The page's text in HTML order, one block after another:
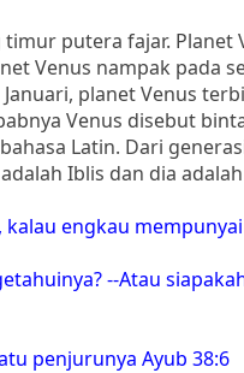
putera fajar. Planet
Venus nampak pada
planet Venus
Venus disebut
Latin. Dari
Iblis dan dia
engkau
--Atau
penjurunya Ayub 38:6